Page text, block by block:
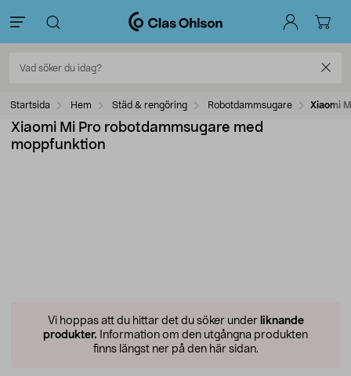
Startsida Hem Städ & rengöring Robotdammsugare Xiaomi
Xiaomi Mi Pro robotdammsugare med
moppfunktion
Vi hoppas att du hittar det du söker under liknande
produkter. Information om den utgångna produkten
finns längst ner på den här sidan.